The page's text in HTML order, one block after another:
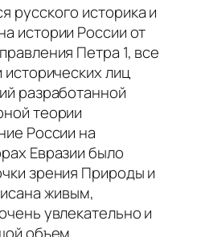
русского историка и
истории России от
Петра 1, все
исторических лиц
разработанной
теории
России на
Евразии было
зрения Природы и
живым,
увлекательно и